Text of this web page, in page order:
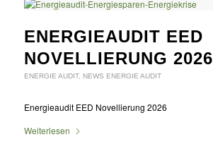
ENERGIEAUDIT EED
NOVELLIERUNG 2026
ENERGIE AUDIT, NEWS ENERGIE AUDIT
Energieaudit EED Novellierung 2026
Weiterlesen